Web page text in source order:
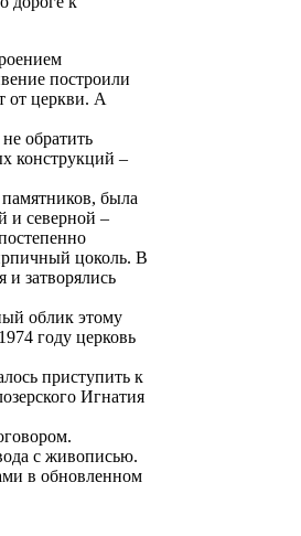
построили
от церкви. А
обратить
конструкций –
была
и северной –
цоколь. В
и затворялись
облик этому
году церковь
приступить к
Игнатия
с живописью.
в обновленном